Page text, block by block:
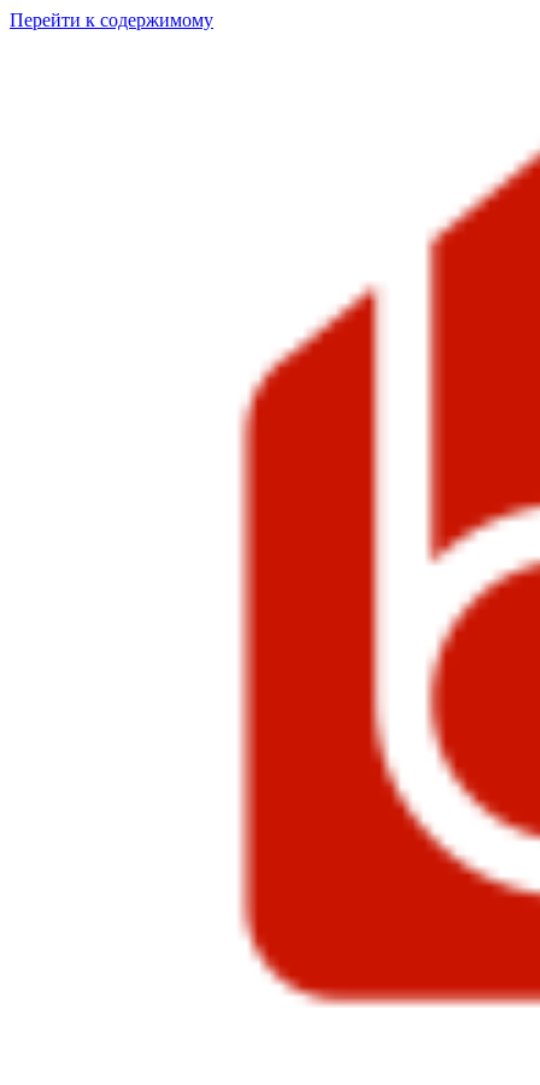
Перейти к содержимому